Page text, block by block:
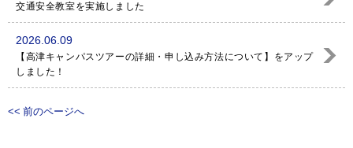
交通安全教室を実施しました
2026.06.09
【高津キャンパスツアーの詳細・申し込み方法について】をアップ
しました！
<< 前のページへ